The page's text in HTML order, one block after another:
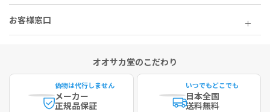
お客様窓口
オオサカ堂のこだわり
偽物は代行しません
メーカー
正規品保証
いつでもどこでも
日本全国
送料無料